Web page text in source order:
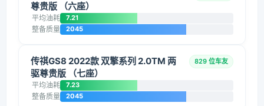
尊贵版 （六座）
平均油耗 7.21
整备质量 2045
传祺GS8 2022款 双擎系列 2.0TM 两
驱尊贵版 （七座）
829 位车友
平均油耗 7.23
整备质量 2045